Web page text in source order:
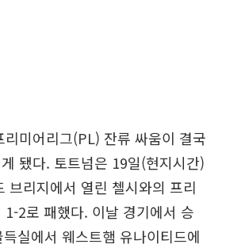
리미어리그(PL) 잔류 싸움이 결국
됐다. 토트넘은 19일(현지시간)
브리지에서 열린 첼시와의 프리
1-2로 패했다. 이날 경기에서 승
실에서 웨스트햄 유나이티드에